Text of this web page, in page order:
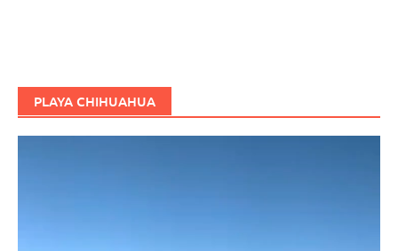
PLAYA CHIHUAHUA